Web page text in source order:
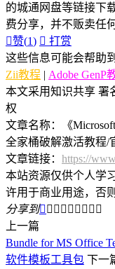
的城通网盘等链接下
费分享，并不贩卖任
赞(1)  打赏
这些信息可能会帮助
Zii教程 | Adobe GenP
本文采用知识共享 署
权
文章名称：《
全家桶破解激活教程/
文章链接： https://
本站资源仅供个人学
许用于商业用途，否
分享到        
上一篇
Bundle for MS Office
软件模板工具包 下一